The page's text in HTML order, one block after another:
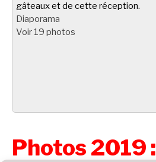
gâteaux et de cette réception.
Diaporama
Voir 19 photos
Photos 2019 :